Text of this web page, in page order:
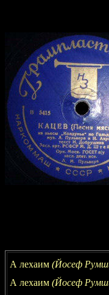
А лехаим (Йосеф
А лехаим (Йосеф